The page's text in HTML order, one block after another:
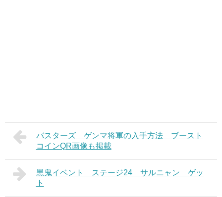
バスターズ ゲンマ将軍の入手方法 ブースト
コインQR画像も掲載
黒鬼イベント ステージ24 サルニャン ゲッ
ト